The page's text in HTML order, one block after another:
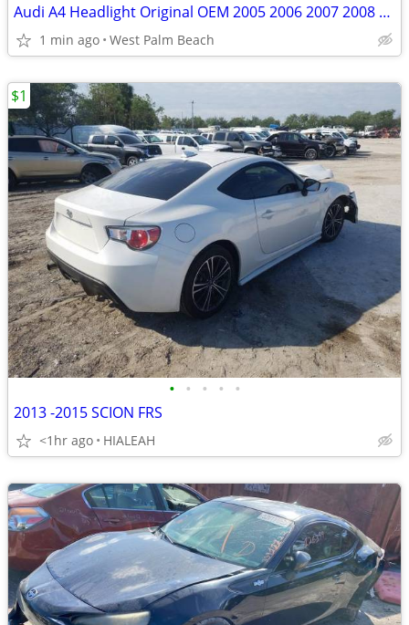
Audi A4 Headlight Original OEM 2005 2006 2007 2008 2009
1 min ago West Palm Beach
• • • • •
2013 -2015 SCION FRS
<1hr ago HIALEAH
$1